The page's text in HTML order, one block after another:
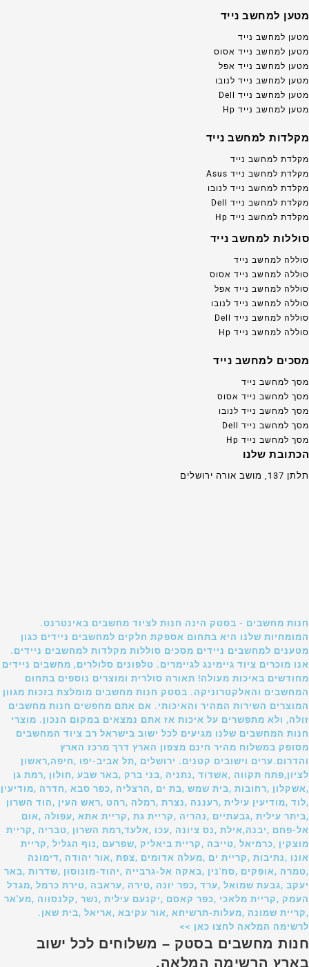
מטען למחשב נייד
מטען למחשב נייד
מטען למחשב נייד אסוס
מטען למחשב נייד אפל
מטען למחשב נייד לנובו
מטען למחשב נייד Dell
מטען למחשב נייד Hp
מקלדות למחשב נייד
מקלדת למחשב נייד
מקלדת למחשב נייד Asus
מקלדת למחשב נייד לנובו
מקלדת למחשב נייד Dell
מקלדת למחשב נייד Hp
סוללות למחשב נייד
סוללה למחשב נייד
סוללה למחשב נייד אסוס
סוללה למחשב נייד אפל
סוללה למחשב נייד לנובו
סוללה למחשב נייד Dell
סוללה למחשב נייד Hp
מסכים למחשב נייד
מסך למחשב נייד
מסך למחשב נייד אסוס
מסך למחשב נייד לנובו
מסך למחשב נייד Dell
מסך למחשב נייד Hp
הכתובת שלנו
תלתן 137, מושב אורה ירושלים
חנות מחשבים - בסטק הינה חנות לציוד מחשבים באינטרנט.
המומחיות שלנו היא בתחום אספקת חלקים למחשבים ניידים כגון
מטענים למחשבים ניידים מסכים סוללות מקלדות למחשבים ניידים.
אנו מוכרים ציוד גיימינג לגיימרים. טלפונים סלולרים, מחשבים ניידים
מחודשים באיכות מעולה! תאורה סולרית ומוצרים נוספים בתחום
המחשבים והאלקטרוניקה. בסטק חנות מחשבים מומלצת בזכות מגוון
המוצרים השירות המהיר והאיכותי. אם אתם מחפשים חנות מחשבים
זולה, ולא מתפשרים על איכות אז אתם נמצאים במקום הנכון. מוצרי
חנות המחשבים שלנו מגיעים לכל ישוב בישראל רב ציוד המחשבים
מסופק במשלוח מהיר חינם מצפון הארץ דרך מרכז הארץ
והדרום.ערים וישובים קטנים. ירושלים ,תל אביב-יפו ,חיפה,ראשון
לציון,פתח תקווה ,אשדוד ,נתניה ,בני ברק ,באר שבע ,חולון ,רמת גן
,אשקלון ,רחובות ,בית שמש ,בת ים ,הרצליה ,כפר סבא ,חדרה ,מודיעין
,לוד ,מודיעין עילית ,רעננה ,נצרת ,רמלה ,רהט ,ראש העין ,הוד השרון
,ביתר עילית ,גבעתיים ,נהריה ,קריית גת ,קריית אתא ,עפולה ,אום
אל-פחם ,יבנה,אילת ,נס ציונה ,עכו ,אלעד,רמת השרון ,טבריה ,קריית
מוצקין ,כרמיאל ,טייבה ,קריית ביאליק ,שפרעם ,נוף הגליל ,קריית
אונו ,נתיבות ,קריית ים ,מעלה אדומים ,צפת ,אור יהודה ,דימונה
,טמרה ,אופקים ,סח'נין ,באקה אל-גרבייה ,יהוד-מונוסון ,שדרות ,באר
יעקב ,גבעת שמואל ,ערד ,כפר יונה ,טירה ,עראבה ,טירת כרמל ,מגדל
העמק ,קריית מלאכי ,כפר קאסם ,יקנעם עילית ,נשר ,קלנסווה ,מע'אר
,קריית שמונה ,מעלות-תרשיחא ,אור עקיבא ,אריאל ,בית שאן.
לרשימה המלאה לחצו כאן >>
חנות מחשבים בסטק – משלוחים לכל ישוב
בארץ הרשימה המלאה.